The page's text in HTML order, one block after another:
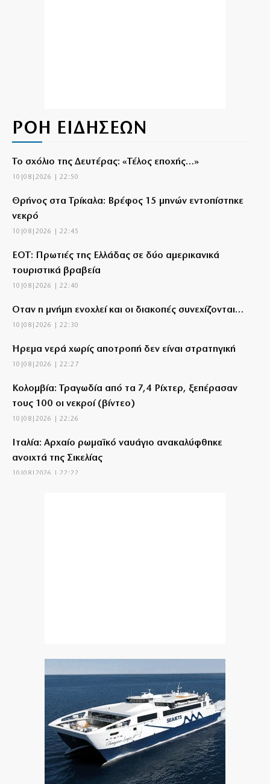
ΡΟΗ ΕΙΔΗΣΕΩΝ
Το σχόλιο της Δευτέρας: «Τέλος εποχής…»
10|08|2026 | 22:50
Θρήνος στα Τρίκαλα: Βρέφος 15 μηνών εντοπίστηκε
νεκρό
10|08|2026 | 22:45
ΕΟΤ: Πρωτιές της Ελλάδας σε δύο αμερικανικά
τουριστικά βραβεία
10|08|2026 | 22:40
Όταν η μνήμη ενοχλεί και οι διακοπές συνεχίζονται…
10|08|2026 | 22:30
Ήρεμα νερά χωρίς αποτροπή δεν είναι στρατηγική
10|08|2026 | 22:27
Κολομβία: Τραγωδία από τα 7,4 Ρίχτερ, ξεπέρασαν
τους 100 οι νεκροί (βίντεο)
10|08|2026 | 22:26
Ιταλία: Αρχαίο ρωμαϊκό ναυάγιο ανακαλύφθηκε
ανοιχτά της Σικελίας
10|08|2026 | 22:22
Καταγγελίες για παράνομη υλοτομία στα
ελληνοβουλγαρικά σύνορα
10|08|2026 | 21:55
Ο πρόεδρος της Super League 2 για τη συμφωνία στα
τηλεοπτικά
10|08|2026 | 21:50
Πώς ο κλεφταρματολισμός «τσάκισε» την υπεροχή